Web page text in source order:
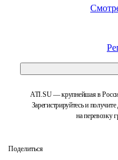
ATI.SU — крупнейшая в
Зарегистрируйтесь и
на перевозку
Поделиться